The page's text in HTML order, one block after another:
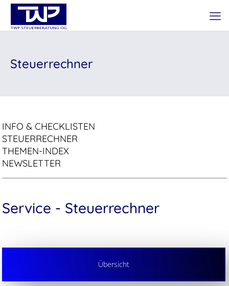
Steuerrechner
INFO & CHECKLISTEN
STEUERRECHNER
THEMEN-INDEX
NEWSLETTER
Service - Steuerrechner
Übersicht